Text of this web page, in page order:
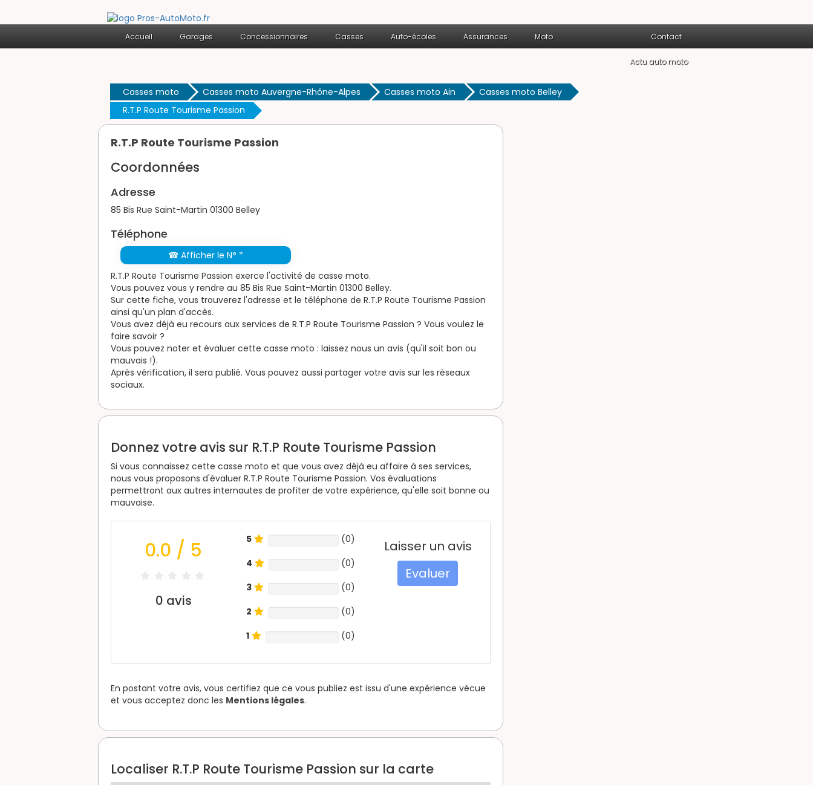
Accueil Garages Concessionnaires Casses Auto-écoles Assurances Moto Contact
Actu auto moto
Casses moto Casses moto Auvergne-Rhône-Alpes Casses moto Ain
Casses moto Belley
R.T.P Route Tourisme Passion
R.T.P Route Tourisme Passion
Coordonnées
Adresse
85 Bis Rue Saint-Martin 01300 Belley
Téléphone
☎ Afficher le N° *
R.T.P Route Tourisme Passion exerce l'activité de casse moto.
Vous pouvez vous y rendre au 85 Bis Rue Saint-Martin 01300 Belley.
Sur cette fiche, vous trouverez l'adresse et le téléphone de R.T.P Route Tourisme Passion
ainsi qu'un plan d'accès.
Vous avez déjà eu recours aux services de R.T.P Route Tourisme Passion ? Vous voulez le
faire savoir ?
Vous pouvez noter et évaluer cette casse moto : laissez nous un avis (qu'il soit bon ou
mauvais !).
Après vérification, il sera publié. Vous pouvez aussi partager votre avis sur les réseaux
sociaux.
Donnez votre avis sur R.T.P Route Tourisme Passion
Si vous connaissez cette casse moto et que vous avez déjà eu affaire à ses services,
nous vous proposons d'évaluer R.T.P Route Tourisme Passion. Vos évaluations
permettront aux autres internautes de profiter de votre expérience, qu'elle soit bonne ou
mauvaise.
0.0 / 5
0 avis
5 (0)
4
(0)
3
(0)
2
(0)
1
(0)
Laisser un avis
Evaluer
En postant votre avis, vous certifiez que ce vous publiez est issu d'une expérience vécue
et vous acceptez donc les Mentions légales.
Localiser R.T.P Route Tourisme Passion sur la carte